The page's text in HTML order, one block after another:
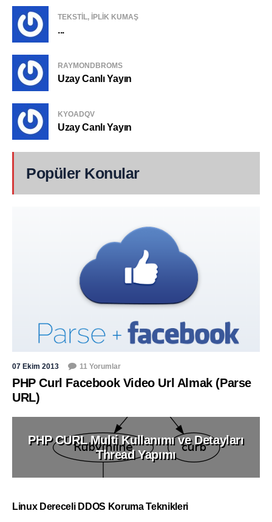
TEKSTIL, IPLIK KUMAŞ
...
RAYMONDBROMS
Uzay Canlı Yayın
KYOADQV
Uzay Canlı Yayın
Popüler Konular
07 Ekim 2013 11 Yorumlar
PHP Curl Facebook Video Url Almak (Parse
URL)
PHP CURL Multi Kullanımı ve Detayları
Thread Yapımı
Linux Dereceli DDOS Koruma Teknikleri